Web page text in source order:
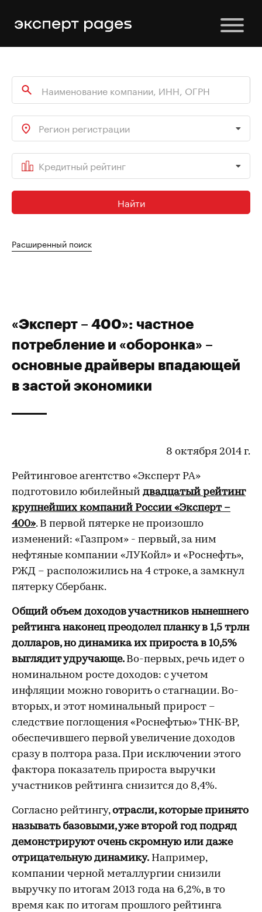
Регион регистрации
Кредитный рейтинг
Найти
Расширенный поиск
«Эксперт – 400»: частное
потребление и «оборонка» –
основные драйверы впадающей
в застой экономики
8 октября 2014 г.
Рейтинговое агентство «Эксперт РА»
подготовило юбилейный двадцатый рейтинг
крупнейших компаний России «Эксперт –
400». В первой пятерке не произошло
изменений: «Газпром» - первый, за ним
нефтяные компании «ЛУКойл» и «Роснефть»,
РЖД – расположились на 4 строке, а замкнул
пятерку Сбербанк.
Общий объем доходов участников нынешнего
рейтинга наконец преодолел планку в 1,5 трлн
долларов, но динамика их прироста в 10,5%
выглядит удручающе. Во-первых, речь идет о
номинальном росте доходов: с учетом
инфляции можно говорить о стагнации. Во-
вторых, и этот номинальный прирост –
следствие поглощения «Роснефтью» ТНК-ВР,
обеспечившего первой увеличение доходов
сразу в полтора раза. При исключении этого
фактора показатель прироста выручки
участников рейтинга снизится до 8,4%.
Согласно рейтингу,отрасли, которые принято
называть базовыми, уже второй год подряд
демонстрируют очень скромную или даже
отрицательную динамику. Например,
компании черной металлургии снизили
выручку по итогам 2013 года на 6,2%, в то
время как по итогам прошлого рейтинга